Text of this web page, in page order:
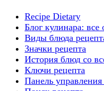
Recipe Dietary
Блог кулинара: все
Виды блюда
Значки рецепта
История блюд со
Ключи рецепта
Панель